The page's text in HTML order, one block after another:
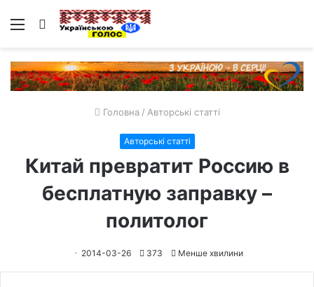
Меню Пошук
Головна / Авторські статті
Авторські статті
Китай превратит Россию в
бесплатную заправку –
политолог
2014-03-26 373 Менше хвилини